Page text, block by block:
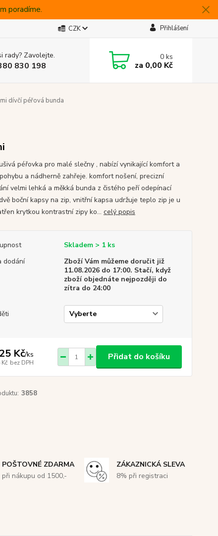
poradíme.
CZK Přihlášení
rady? Zavolejte.
830 198
0ks
za 0,00 Kč
dívčí péřová bunda
péřovka pro malé slečny , nabízí vynikající komfort a
a nádherně zahřeje. komfort nošení, precizní
velmi lehká a měkká bunda z čistého peří odepínací
boční kapsy na zip, vnitřní kapsa udržuje teplo zip je u
krytkou kontrastní zipy ko... celý popis
Skladem > 1 ks
dodání
Zboží Vám můžeme doručit již
11.08.2026 do 17:00. Stačí, když
zboží objednáte nejpozději do
zítra do 24:00
Kč/ks
bez DPH
Přidat do košíku
3858
POŠTOVNÉ ZDARMA
při nákupu od 1500,-
ZÁKAZNICKÁ SLEVA
8% při registraci